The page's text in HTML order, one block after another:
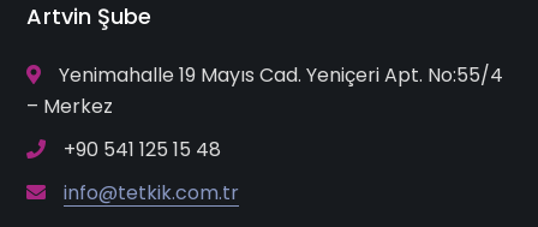
Artvin Şube
Yenimahalle 19 Mayıs Cad. Yeniçeri Apt. No:55/4
– Merkez
+90 541 125 15 48
info@tetkik.com.tr